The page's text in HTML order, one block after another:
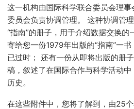
这一机构由国际科学联合委员会理
委员会负责协调管理。 这种协调管
“指南”的册子，用于介绍数据交换
寄给您一份1979年出版的“指南”一
已过时； 还有一份从即将出版的册
稿，叙述了在国际合作与科学活动
历史。
在这些附件中，您将了解到，由25